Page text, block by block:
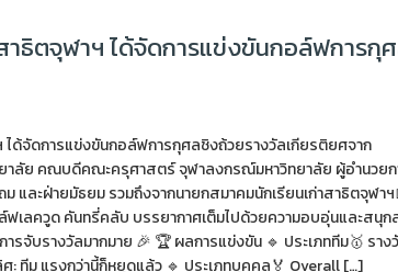
าธิตจุฬาฯ ได้จัดการแข่งขันกอล์ฟการกุ
ได้จัดการแข่งขันกอล์ฟการกุศลชิงถ้วยรางวัลเกียรติยศจาก
าลัย คณบดีคณะครุศาสตร์ จุฬาลงกรณ์มหาวิทยาลัย ผู้อำนวยก
และฝ่ายมัธยม รวมถึงจากนายกสมาคมนักเรียนเก่าสาธิตจุฬา
ฟเลควูด คันทรี่คลับ บรรยากาศเต็มไปด้วยความอบอุ่นและสนุก
รจับรางวัลมากมาย 🎉 🏆 ผลการแข่งขัน 🔹 ประเภททีม🥇 ราง
ศ: ทีม แรงกว่านี้ก็หยุดแล้ว 🔹 ประเภทบุคคล🏅 Overall […]